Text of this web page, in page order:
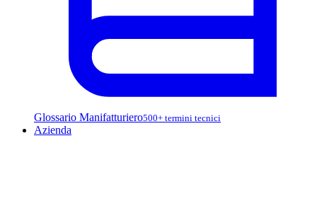
Glossario Manifatturiero500+ termini tecnici
Azienda